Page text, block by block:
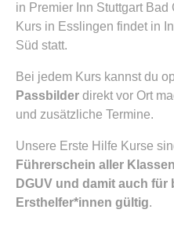
in Premier Inn Stuttgart Bad
Kurs in Esslingen findet in
Süd statt.
Bei jedem Kurs kannst du
Passbilder direkt vor Ort
und zusätzliche Termine.
Unsere Erste Hilfe Kurse
Führerschein aller Klassen
DGUV und damit auch für
Ersthelfer*innen gültig.